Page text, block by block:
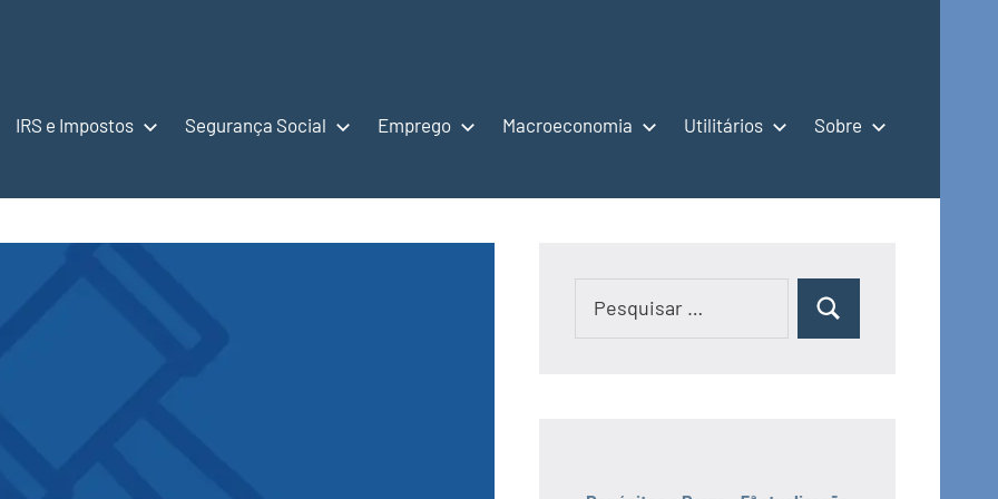
IRS e Impostos Segurança Social Emprego Macroeconomia Utilitários Sobre
Pesquisar